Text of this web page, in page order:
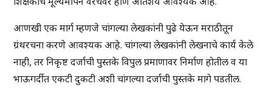
आणखी एक मार्ग म्हणजे चांगल्या लेखकांनी पुढे येऊन मराठीतून
ग्रंथरचना करणे आवश्यक आहे. चांगल्या लेखकांनी लेखनाचे कार्य केले
नाही, तर निकृष्ट दर्जाची पुस्तके विपुल प्रमाणावर निर्माण होतील व या
भाऊगर्दीत एकटी दुकटी अशी चांगल्या दर्जाची पुस्तके मागे पडतील.